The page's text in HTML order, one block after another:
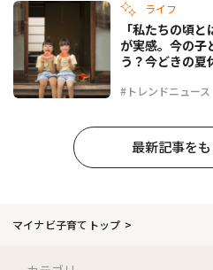
ライフ
#トレンドニュース
「私たちの頃
が実感。今の子
う？今どきの夏
最新記事を
マイナビ子育てトップ